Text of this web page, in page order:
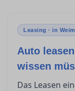
Leasing · in
Auto
wissen
Das Leasen